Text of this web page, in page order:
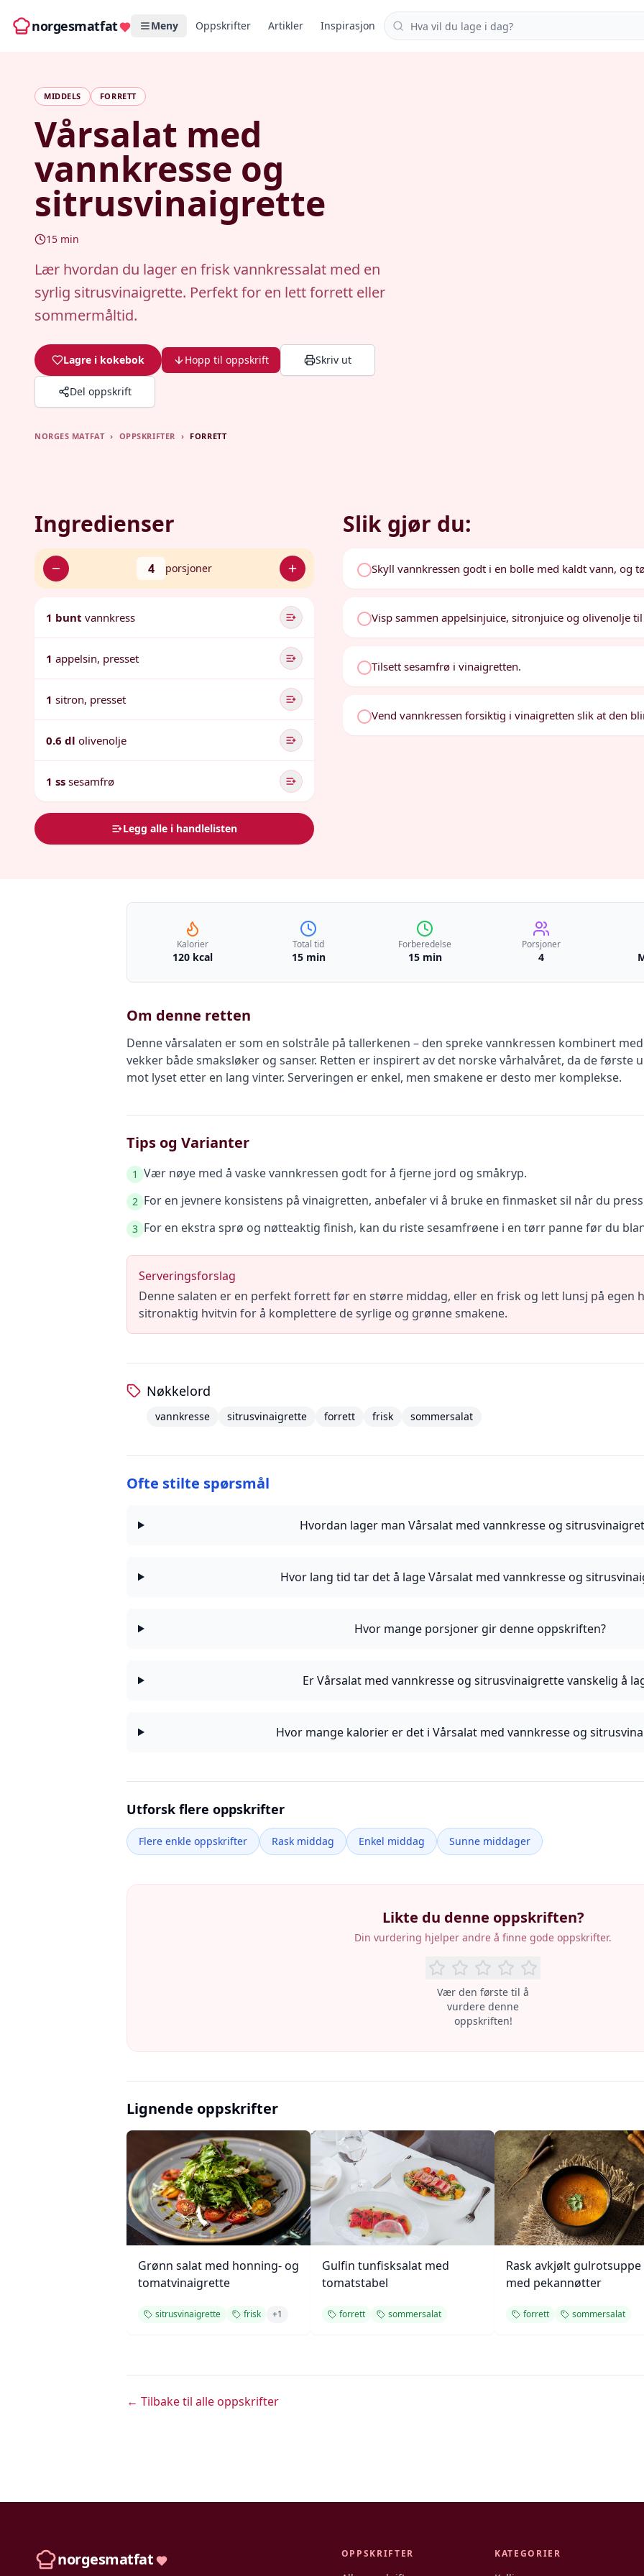
norgesmatfat Meny Oppskrifter Artikler Inspirasjon Søk i oppskrifter
MIDDELS FORRETT
Vårsalat med
vannkresse og
sitrusvinaigrette
15 min
Lær hvordan du lager en frisk vannkressalat med en
syrlig sitrusvinaigrette. Perfekt for en lett forrett eller
sommermåltid.
Lagre i kokebok Hopp til oppskrift Skriv ut
Del oppskrift
NORGES MATFAT › OPPSKRIFTER › FORRETT
Ingredienser
4 porsjoner
1 bunt vannkress
1 appelsin, presset
1 sitron, presset
0.6 dl olivenolje
1 ss sesamfrø
Legg alle i handlelisten
Slik gjør du:
Skyll vannkressen godt i en bolle med kaldt vann, og
Visp sammen appelsinjuice, sitronjuice og olivenolje
Tilsett sesamfrø i vinaigretten.
Vend vannkressen forsiktig i vinaigretten slik at den
Kalorier
120 kcal
Total tid
15 min
Forberedelse
15 min
Porsjoner
4
Om denne retten
Denne vårsalaten er som en solstråle på tallerkenen – den spreke vannkressen kombinert
vekker både smaksløker og sanser. Retten er inspirert av det norske vårhalvåret, da de første
mot lyset etter en lang vinter. Serveringen er enkel, men smakene er desto mer komplekse.
Tips og Varianter
1 Vær nøye med å vaske vannkressen godt for å fjerne jord og småkryp.
2 For en jevnere konsistens på vinaigretten, anbefaler vi å bruke en finmasket sil når du
3 For en ekstra sprø og nøtteaktig finish, kan du riste sesamfrøene i en tørr panne før du
Serveringsforslag
Denne salaten er en perfekt forrett før en større middag, eller en frisk og lett lunsj på egen
sitronaktig hvitvin for å komplettere de syrlige og grønne smakene.
Nøkkelord
vannkresse sitrusvinaigrette forrett frisk sommersalat
Ofte stilte spørsmål
Hvordan lager man Vårsalat med vannkresse og
Hvor lang tid tar det å lage Vårsalat med vannkresse og
Hvor mange porsjoner gir denne oppskriften?
Er Vårsalat med vannkresse og sitrusvinaigrette vanskelig å
Hvor mange kalorier er det i Vårsalat med vannkresse og
Utforsk flere oppskrifter
Flere enkle oppskrifter Rask middag Enkel middag Sunne middager
Likte du denne oppskriften?
Din vurdering hjelper andre å finne gode oppskrifter.
Vær den første til å
vurdere denne
oppskriften!
Lignende oppskrifter
Grønn salat med honning- og
tomatvinaigrette
sitrusvinaigrette frisk +1
Gulfin tunfisksalat med
tomatstabel
forrett sommersalat
Rask avkjølt gulrotsuppe
med pekannøtter
forrett sommersalat
← Tilbake til alle oppskrifter
norgesmatfat OPPSKRIFTER KATEGORIER